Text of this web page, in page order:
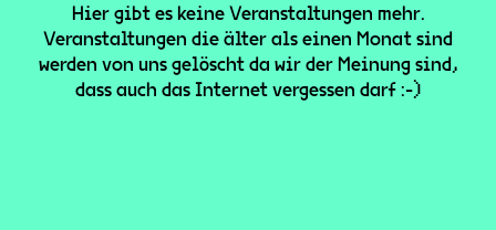
Hier gibt es keine Veranstaltungen mehr.
Veranstaltungen die älter als einen Monat sind
werden von uns gelöscht da wir der Meinung sind,
dass auch das Internet vergessen darf :-)